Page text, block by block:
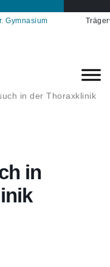
Gymnasium
in der Thoraxklinik
in